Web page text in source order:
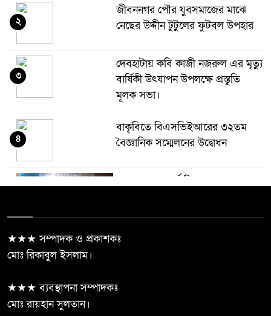
জীবননগর পৌর যুবসমাজের মাঝে
নেছের উদ্দীন টুটুলের ফুটবল উপহার
২
দেবহাটায় কবি কাজী নজরুল এর মৃত্যু
বার্ষিকী উৎযাপন উপলক্ষে প্রস্তুতি
মূলক সভা।
৩
বাকৃবিতে বিএসভিইআরের ৩২তম
বৈজ্ঞানিক সম্মেলনের উদ্বোধন
৪
বাংলাদেশ আদর্শ শিক্ষক ফেডারেশন,
শ্যামনগর বিরোধপূর্ণ জায়গায় ঘর
৬
৭
★★★ সম্পাদক ও প্রকাশকঃ
মোঃ রিকাবুল ইসলাম।
★★★ ব্যবস্থাপনা সম্পাদকঃ
মোঃ রায়হান সুলতান।